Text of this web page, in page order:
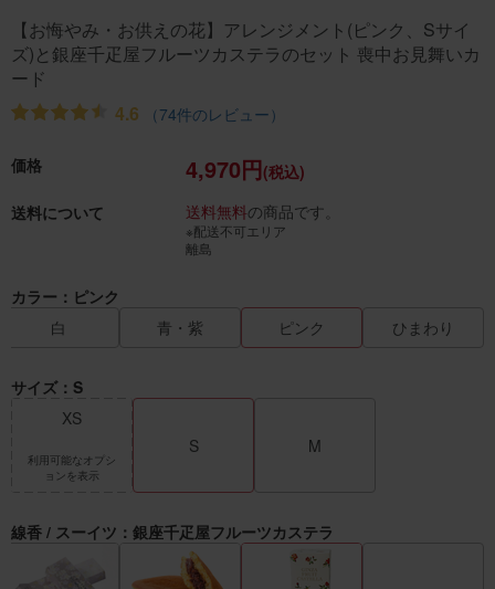
【お悔やみ・お供えの花】アレンジメント(ピンク、Sサイ
ズ)と銀座千疋屋フルーツカステラのセット 喪中お見舞いカ
ード
4.6
（74件のレビュー）
価格 4,970円(税込)
送料について
送料無料の商品です。
※配送不可エリア
離島
カラー：ピンク
白
青・紫 ピンク ひまわり
サイズ：S
XS
利用可能なオプシ
ョンを表示
S M
線香 / スーイツ：銀座千疋屋フルーツカステラ